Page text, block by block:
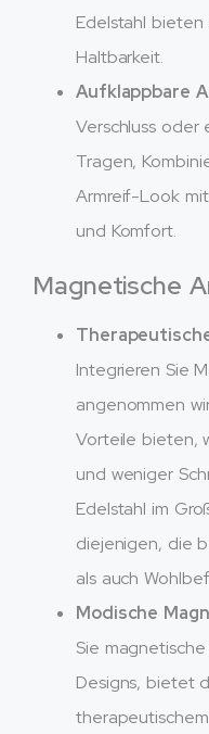
Edelstahl bieten
Haltbarkeit.
Aufklappbare
Verschluss oder
Tragen,
Armreif-Look
und Komfort.
Magnetische
Integrieren Sie
angenommen
Vorteile bieten,
und weniger
Edelstahl im
diejenigen, die
als auch
Modische
Sie
Designs, bietet